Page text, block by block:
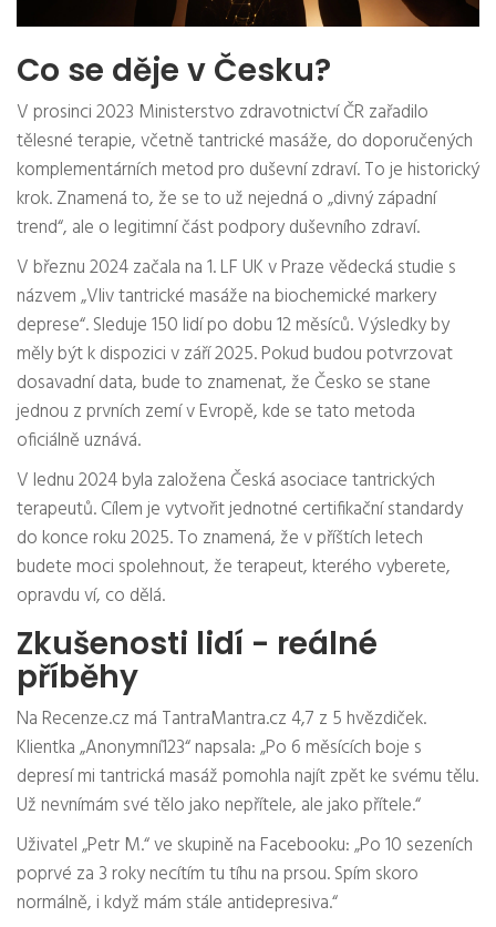
Co se děje v Česku?
V prosinci 2023 Ministerstvo zdravotnictví ČR zařadilo
tělesné terapie, včetně tantrické masáže, do doporučených
komplementárních metod pro duševní zdraví. To je historický
krok. Znamená to, že se to už nejedná o „divný západní
trend“, ale o legitimní část podpory duševního zdraví.
V březnu 2024 začala na 1. LF UK v Praze vědecká studie s
názvem „Vliv tantrické masáže na biochemické markery
deprese“. Sleduje 150 lidí po dobu 12 měsíců. Výsledky by
měly být k dispozici v září 2025. Pokud budou potvrzovat
dosavadní data, bude to znamenat, že Česko se stane
jednou z prvních zemí v Evropě, kde se tato metoda
oficiálně uznává.
V lednu 2024 byla založena Česká asociace tantrických
terapeutů. Cílem je vytvořit jednotné certifikační standardy
do konce roku 2025. To znamená, že v příštích letech
budete moci spolehnout, že terapeut, kterého vyberete,
opravdu ví, co dělá.
Zkušenosti lidí - reálné
příběhy
Na Recenze.cz má TantraMantra.cz 4,7 z 5 hvězdiček.
Klientka „Anonymní123“ napsala: „Po 6 měsících boje s
depresí mi tantrická masáž pomohla najít zpět ke svému tělu.
Už nevnímám své tělo jako nepřítele, ale jako přítele.“
Uživatel „Petr M.“ ve skupině na Facebooku: „Po 10 sezeních
poprvé za 3 roky necítím tu tíhu na prsou. Spím skoro
normálně, i když mám stále antidepresiva.“